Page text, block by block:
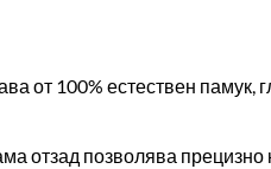
от 100% естествен памук,
отзад позволява